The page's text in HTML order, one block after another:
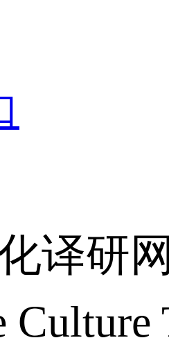
译研